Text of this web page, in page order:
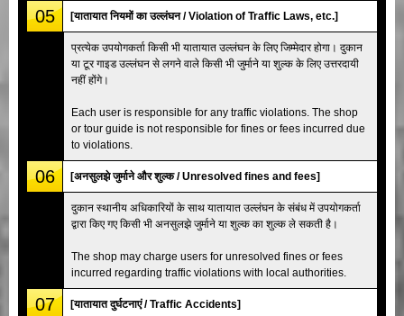
05 [यातायात नियमों का उल्लंघन / Violation of Traffic Laws, etc.]
प्रत्येक उपयोगकर्ता किसी भी यातायात उल्लंघन के लिए जिम्मेदार होगा। दुकान
या टूर गाइड उल्लंघन से लगने वाले किसी भी जुर्माने या शुल्क के लिए उत्तरदायी
नहीं होंगे।
Each user is responsible for any traffic violations. The shop
or tour guide is not responsible for fines or fees incurred due
to violations.
06 [अनसुलझे जुर्माने और शुल्क / Unresolved fines and fees]
दुकान स्थानीय अधिकारियों के साथ यातायात उल्लंघन के संबंध में उपयोगकर्ता
द्वारा किए गए किसी भी अनसुलझे जुर्माने या शुल्क का शुल्क ले सकती है।
The shop may charge users for unresolved fines or fees
incurred regarding traffic violations with local authorities.
07 [यातायात दुर्घटनाएं / Traffic Accidents]